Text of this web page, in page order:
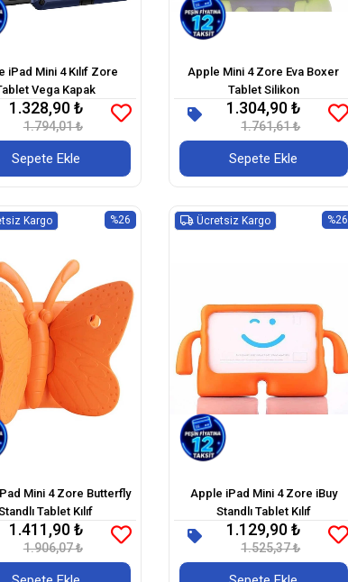
iPad Mini 4 Kılıf Zore
Vega Kapak
1.328,90 ₺
1.794,01 ₺
Sepete Ekle
Apple Mini 4 Zore Eva Boxer
Tablet Silikon
1.304,90 ₺
1.761,61 ₺
Sepete Ekle
Mini 4 Zore Butterfly
Tablet Kılıf
1.411,90 ₺
1.906,07 ₺
%26
Kargo
Apple iPad Mini 4 Zore iBuy
Standlı Tablet Kılıf
1.129,90 ₺
1.525,37 ₺
%26
Ücretsiz Kargo